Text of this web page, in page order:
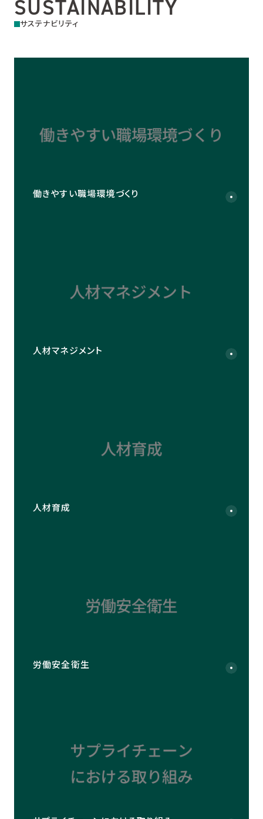
SUSTAINABILITY
サステナビリティ
働きやすい職場環境づくり
人材マネジメント
人材育成
労働安全衛生